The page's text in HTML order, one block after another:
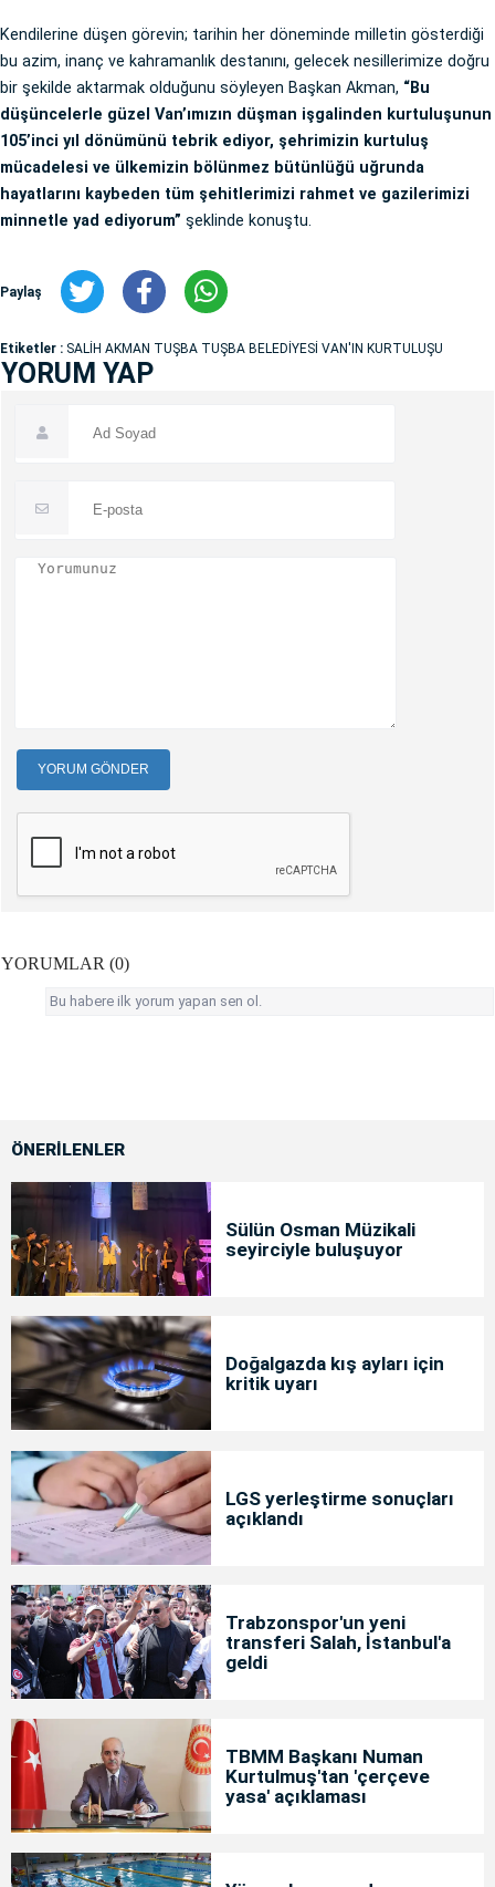
Kendilerine düşen görevin; tarihin her döneminde milletin gösterdiği
bu azim, inanç ve kahramanlık destanını, gelecek nesillerimize doğru
bir şekilde aktarmak olduğunu söyleyen Başkan Akman, “Bu
düşüncelerle güzel Van’ımızın düşman işgalinden kurtuluşunun
105’inci yıl dönümünü tebrik ediyor, şehrimizin kurtuluş
mücadelesi ve ülkemizin bölünmez bütünlüğü uğrunda
hayatlarını kaybeden tüm şehitlerimizi rahmet ve gazilerimizi
minnetle yad ediyorum” şeklinde konuştu.
Paylaş
Etiketler : SALİH AKMAN TUŞBA TUŞBA BELEDİYESİ VAN'IN KURTULUŞU
YORUM YAP
YORUM GÖNDER
YORUMLAR (0)
Bu habere ilk yorum yapan sen ol.
ÖNERİLENLER
Sülün Osman Müzikali
seyirciyle buluşuyor
Doğalgazda kış ayları için
kritik uyarı
LGS yerleştirme sonuçları
açıklandı
Trabzonspor'un yeni
transferi Salah, İstanbul'a
geldi
TBMM Başkanı Numan
Kurtulmuş'tan 'çerçeve
yasa' açıklaması